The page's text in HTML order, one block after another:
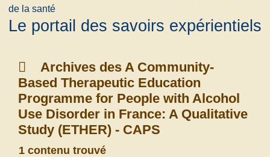
Le portail des savoirs expérientiels
Archives des A Community-
Based Therapeutic Education
Programme for People with Alcohol
Use Disorder in France: A Qualitative
Study (ETHER) - CAPS
1 contenu trouvé